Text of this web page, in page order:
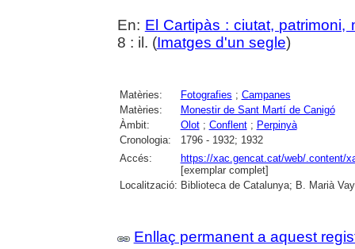
En: El Cartipàs : ciutat, patrimoni,
8 : il. (Imatges d'un segle)
Matèries: Fotografies ; Campanes
Matèries:
Monestir de Sant Martí de Canigó
Àmbit:
Olot; Conflent; Perpinyà
Cronologia:
1796 - 1932; 1932
Accés:
https://xac.gencat.cat/web/.content/
[exemplar complet]
Localització: Biblioteca de Catalunya; B. Marià
Enllaç permanent a aquest